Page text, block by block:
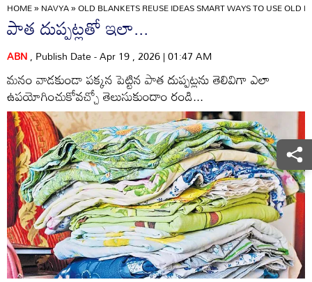
HOME»NAVYA»OLD BLANKETS REUSE IDEAS SMART WAYS TO USE OLD
పాత దుప్పట్లతో ఇలా...
ABN, Publish Date - Apr 19 , 2026 | 01:47 AM
మనం వాడకుండా పక్కన పెట్టిన పాత దుప్పట్లను తెలివిగా ఎలా
ఉపయోగించుకోవచ్చో తెలుసుకుందాం రండి...